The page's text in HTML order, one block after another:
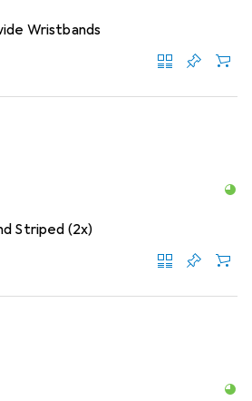
Wristbands
Striped (2x)